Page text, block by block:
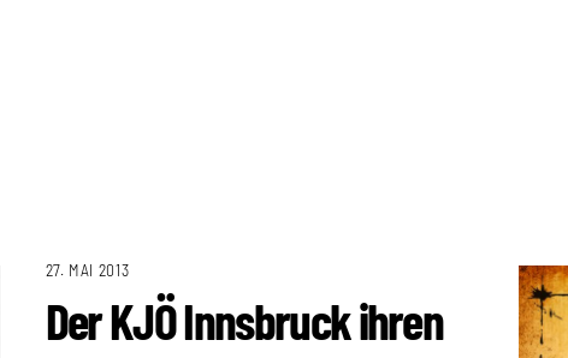
27. MAI 2013
Der KJÖ Innsbruck ihren